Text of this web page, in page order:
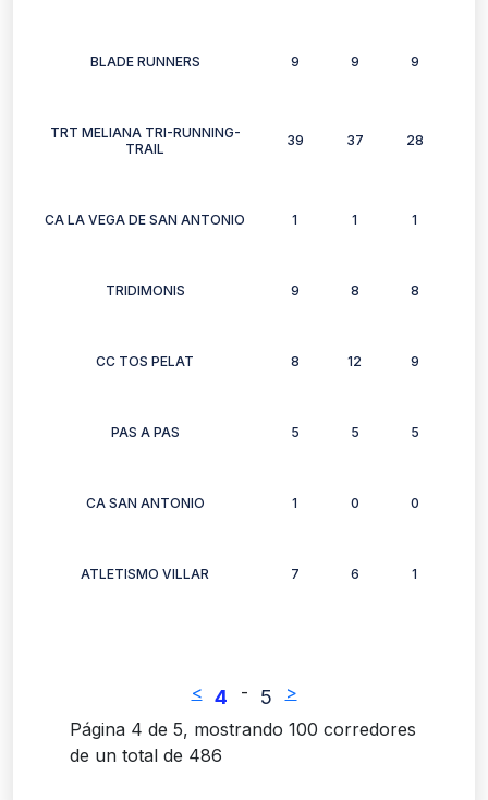
BLADE RUNNERS 9 9 9
TRT MELIANA TRI-RUNNING-
TRAIL
39 37 28
CA LA VEGA DE SAN ANTONIO 1 1 1
TRIDIMONIS 9 8 8
CC TOS PELAT 8 12 9
PAS A PAS 5 5 5
CA SAN ANTONIO 1 0 0
ATLETISMO VILLAR 7 6 1
< 4 - 5
>
Página 4 de 5, mostrando 100 corredores
de un total de 486